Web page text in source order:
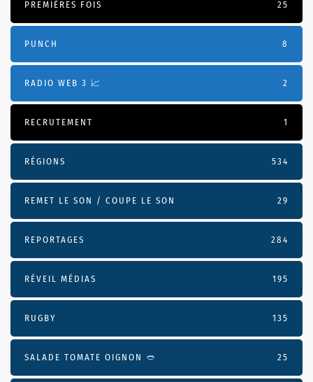
PREMIÈRES FOIS 25
PUNCH 8
RADIO WEB 3 📈 2
RECRUTEMENT 1
RÉGIONS 534
REMET LE SON / COUPE LE SON 29
REPORTAGES 284
RÉVEIL MÉDIAS 195
RUGBY 135
SALADE TOMATE OIGNON 🥙 25